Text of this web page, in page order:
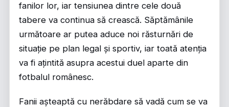
fanilor lor, iar tensiunea dintre cele două
tabere va continua să crească. Săptămânile
următoare ar putea aduce noi răsturnări de
situație pe plan legal și sportiv, iar toată atenția
va fi ațintită asupra acestui duel aparte din
fotbalul românesc.
Fanii așteaptă cu nerăbdare să vadă cum se va